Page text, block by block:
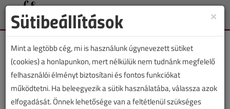
Toggle
Lapszám:
×
Sütibeállítások
Mint a legtöbb cég, mi is használunk úgynevezett sütiket
(cookies) a honlapunkon, mert nélkülük nem tudnánk megfelelő
felhasználói élményt biztosítani és fontos funkciókat
működtetni. Ha beleegyezik a sütik használatába, válassza azok
elfogadását. Önnek lehetősége van a feltétlenül szükséges